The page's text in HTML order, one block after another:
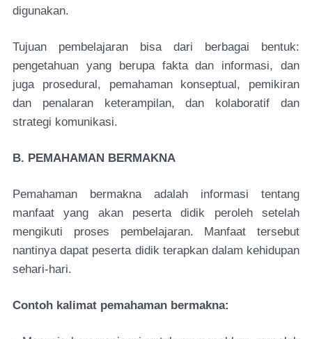
digunakan.
Tujuan pembelajaran bisa dari berbagai bentuk:
pengetahuan yang berupa fakta dan informasi, dan
juga prosedural, pemahaman konseptual, pemikiran
dan penalaran keterampilan, dan kolaboratif dan
strategi komunikasi.
B. PEMAHAMAN BERMAKNA
Pemahaman bermakna adalah informasi tentang
manfaat yang akan peserta didik peroleh setelah
mengikuti proses pembelajaran. Manfaat tersebut
nantinya dapat peserta didik terapkan dalam kehidupan
sehari-hari.
Contoh kalimat pemahaman bermakna: